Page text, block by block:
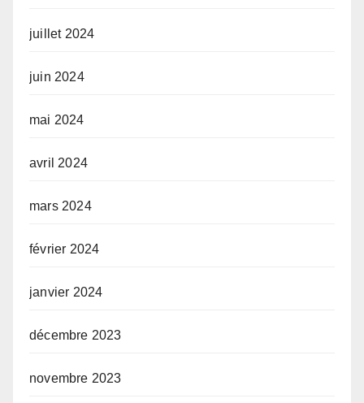
juillet 2024
juin 2024
mai 2024
avril 2024
mars 2024
février 2024
janvier 2024
décembre 2023
novembre 2023